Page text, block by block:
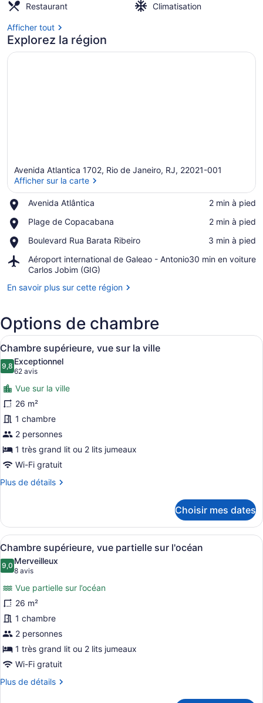
Restaurant Climatisation
Afficher tout
Explorez la région
Avenida Atlantica 1702, Rio de Janeiro, RJ, 22021-001
Afficher sur la carte
Avenida Atlântica
Place,
Atlântica
‪2 min à pied‬
Plage de Copacabana
Place,
de
‪2 min à pied‬
Boulevard Rua Barata Ribeiro
Place,
Rua
Barata
Ribeiro
‪3 min à pied‬
Aéroport international de Galeao - Antonio
Carlos Jobim (GIG)
Airport,
Aéroport
de
Antonio
Carlos
Jobim
(GIG)
‪30 min en voiture‬
En savoir plus sur cette région
Options de chambre
Afficher
toutes
les
photos
pour
ce
type
de
chambre :
Chambre
supérieure,
vue
la
ville
Une chambre d’hôtel avec un
6
Chambre supérieure, vue sur la ville
9,89,8 sur 10
Exceptionnel
62 avis
(62 avis)
Vue sur la ville
26 m²
1 chambre
2 personnes
1 très grand lit ou 2 lits jumeaux
Wi-Fi gratuit
Plus de détails
Plus
Chambre
supérieure,
vue
la
Choisir mes dates
Afficher
toutes
les
photos
pour
ce
type
de
chambre :
Chambre
supérieure,
vue
Une chambre d’hôtel avec un
7
Chambre supérieure, vue partielle sur l'océan
9,09,0 sur 10
Merveilleux
8 avis
(8 avis)
Vue partielle sur l’océan
26 m²
1 chambre
2 personnes
1 très grand lit ou 2 lits jumeaux
Wi-Fi gratuit
Plus de détails
Plus